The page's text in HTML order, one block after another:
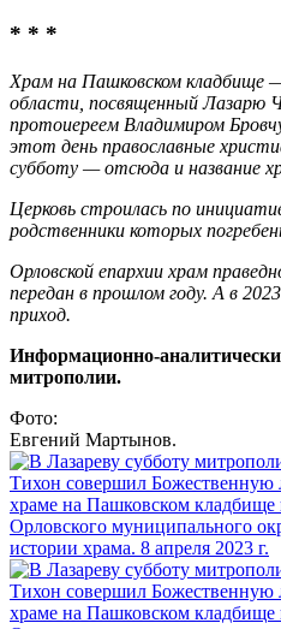
* * *
Храм на Пашковском кладбище
области, посвященный Лазарю
протоиереем Владимиром
этот день православные
субботу — отсюда и название
Церковь строилась по
родственники которых
Орловской епархии храм
передан в прошлом году. А в
приход.
Информационно-
митрополии.
Фото:
Евгений Мартынов.